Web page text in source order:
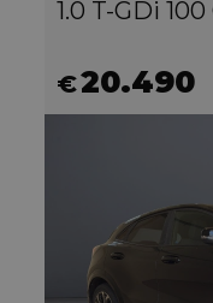
€20.490